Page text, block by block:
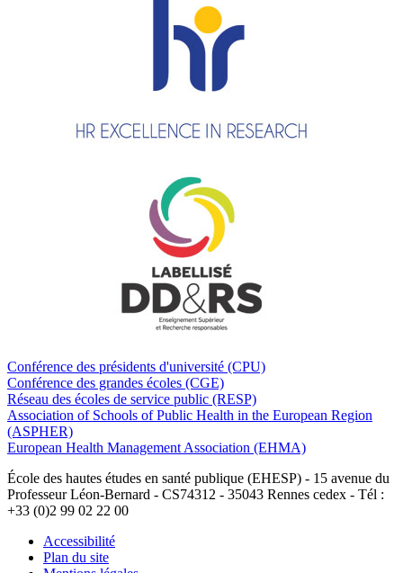
Conférence des présidents d'université (CPU)
Conférence des grandes écoles (CGE)
Réseau des écoles de service public (RESP)
Association of Schools of Public Health in the European Region
(ASPHER)
European Health Management Association (EHMA)
École des hautes études en santé publique (EHESP) - 15 avenue du
Professeur Léon-Bernard - CS74312 - 35043 Rennes cedex - Tél :
+33 (0)2 99 02 22 00
Accessibilité
Plan du site